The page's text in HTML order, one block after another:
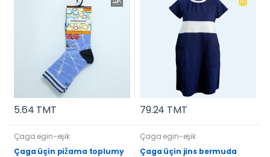
5.64 TMT 79.24 TMT
Çaga egin-eşik
Çaga üçin pižama toplumy
Çaga egin-eşik
Çaga üçin jins bermuda